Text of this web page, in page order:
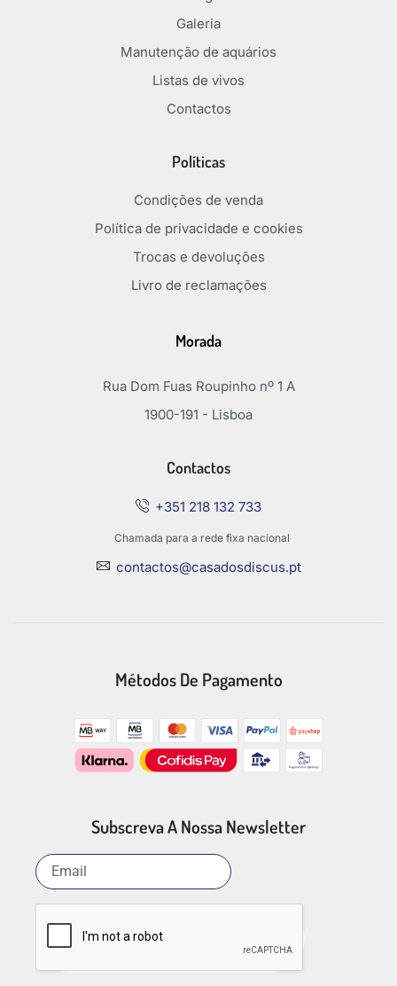
Galeria
Manutenção de aquários
Listas de vivos
Contactos
Políticas
Condições de venda
Política de privacidade e cookies
Trocas e devoluções
Livro de reclamações
Morada
Rua Dom Fuas Roupinho nº 1 A
1900-191 - Lisboa
Contactos
+351 218 132 733
Chamada para a rede fixa nacional
contactos@casadosdiscus.pt
Métodos De Pagamento
Subscreva A Nossa Newsletter